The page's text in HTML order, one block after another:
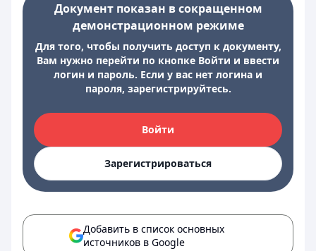
Документ показан в сокращенном
демонстрационном режиме
Для того, чтобы получить доступ к документу,
Вам нужно перейти по кнопке Войти и ввести
логин и пароль. Если у вас нет логина и
пароля, зарегистрируйтесь.
Войти
Зарегистрироваться
Добавить в список основных
источников в Google